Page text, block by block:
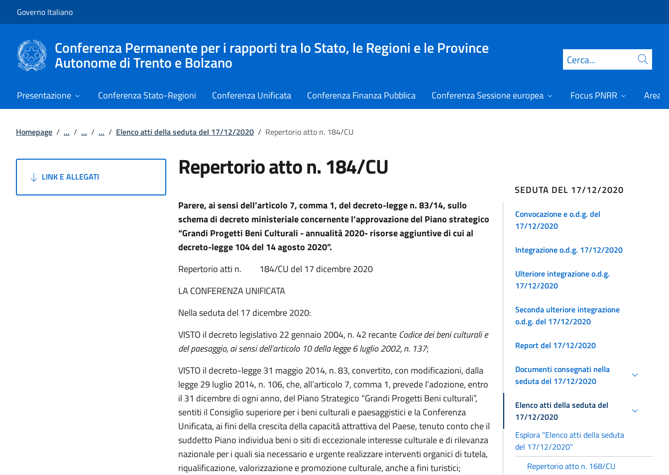
Governo Italiano
Conferenza Permanente per i rapporti tra lo Stato, le Regioni e le Province
Autonome di Trento e Bolzano Cerca
Presentazione Conferenza Stato-Regioni Conferenza Unificata Conferenza Finanza Pubblica Conferenza Sessione europea Focus PNRR Area
Homepage / ... / ... / ... / Elenco atti della seduta del 17/12/2020 / Repertorio atto n. 184/CU
LINK E ALLEGATI Repertorio atto n. 184/CU
Parere, ai sensi dell’articolo 7, comma 1, del decreto-legge n. 83/14, sullo
schema di decreto ministeriale concernente l’approvazione del Piano strategico
“Grandi Progetti Beni Culturali - annualità 2020- risorse aggiuntive di cui al
decreto-legge 104 del 14 agosto 2020”.
Repertorio atti n. 184/CU del 17 dicembre 2020
LA CONFERENZA UNIFICATA
Nella seduta del 17 dicembre 2020:
VISTO il decreto legislativo 22 gennaio 2004, n. 42 recante Codice dei beni culturali e
del paesaggio, ai sensi dell’articolo 10 della legge 6 luglio 2002, n. 137;
VISTO il decreto-legge 31 maggio 2014, n. 83, convertito, con modificazioni, dalla
legge 29 luglio 2014, n. 106, che, all’articolo 7, comma 1, prevede l’adozione, entro
il 31 dicembre di ogni anno, del Piano Strategico “Grandi Progetti Beni culturali”,
sentiti il Consiglio superiore per i beni culturali e paesaggistici e la Conferenza
Unificata, ai fini della crescita della capacità attrattiva del Paese, tenuto conto che il
suddetto Piano individua beni o siti di eccezionale interesse culturale e di rilevanza
nazionale per i quali sia necessario e urgente realizzare interventi organici di tutela,
riqualificazione, valorizzazione e promozione culturale, anche a fini turistici;
SEDUTA DEL 17/12/2020
Convocazione e o.d.g. del
17/12/2020
Integrazione o.d.g. 17/12/2020
Ulteriore integrazione o.d.g.
17/12/2020
Seconda ulteriore integrazione
o.d.g. del 17/12/2020
Report del 17/12/2020
Documenti consegnati nella
seduta del 17/12/2020
Elenco atti della seduta del
17/12/2020
Esplora "Elenco atti della seduta
del 17/12/2020"
Repertorio atto n. 168/CU